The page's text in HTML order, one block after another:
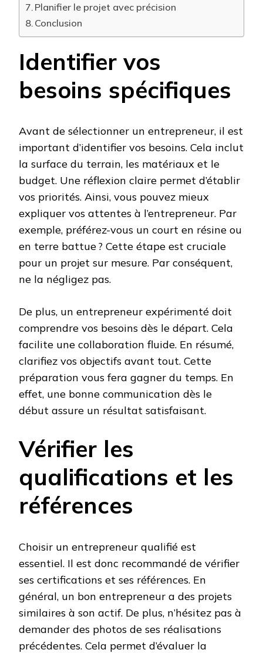
Planifier le projet avec précision
Conclusion
Identifier vos
besoins spécifiques
Avant de sélectionner un entrepreneur, il est
important d’identifier vos besoins. Cela inclut
la surface du terrain, les matériaux et le
budget. Une réflexion claire permet d’établir
vos priorités. Ainsi, vous pouvez mieux
expliquer vos attentes à l’entrepreneur. Par
exemple, préférez-vous un court en résine ou
en terre battue ? Cette étape est cruciale
pour un projet sur mesure. Par conséquent,
ne la négligez pas.
De plus, un entrepreneur expérimenté doit
comprendre vos besoins dès le départ. Cela
facilite une collaboration fluide. En résumé,
clarifiez vos objectifs avant tout. Cette
préparation vous fera gagner du temps. En
effet, une bonne communication dès le
début assure un résultat satisfaisant.
Vérifier les
qualifications et les
références
Choisir un entrepreneur qualifié est
essentiel. Il est donc recommandé de vérifier
ses certifications et ses références. En
général, un bon entrepreneur a des projets
similaires à son actif. De plus, n’hésitez pas à
demander des photos de ses réalisations
précédentes. Cela permet d’évaluer la